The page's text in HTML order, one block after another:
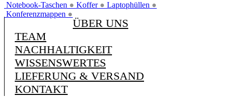
Notebook-Taschen ● Koffer ● Laptophüllen ●
Konferenzmappen ●
ÜBER UNS
TEAM
NACHHALTIGKEIT
WISSENSWERTES
LIEFERUNG & VERSAND
KONTAKT